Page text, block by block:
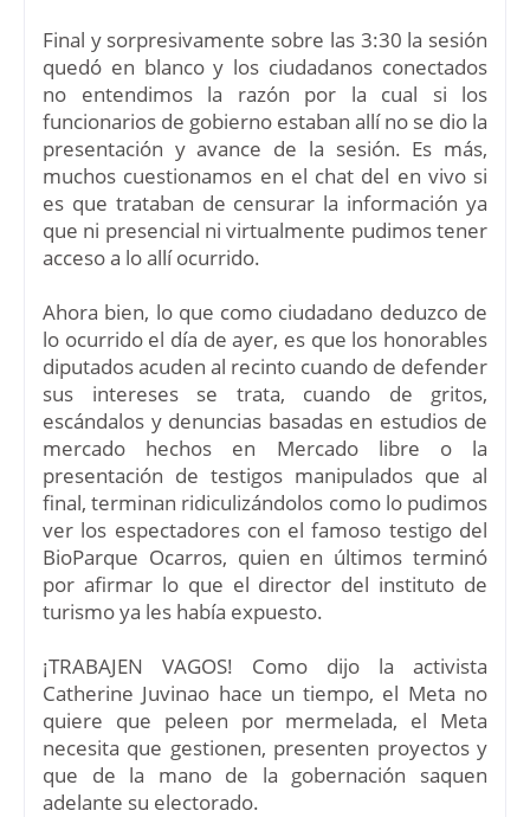
Final y sorpresivamente sobre las 3:30 la sesión
quedó en blanco y los ciudadanos conectados
no entendimos la razón por la cual si los
funcionarios de gobierno estaban allí no se dio la
presentación y avance de la sesión. Es más,
muchos cuestionamos en el chat del en vivo si
es que trataban de censurar la información ya
que ni presencial ni virtualmente pudimos tener
acceso a lo allí ocurrido.
Ahora bien, lo que como ciudadano deduzco de
lo ocurrido el día de ayer, es que los honorables
diputados acuden al recinto cuando de defender
sus intereses se trata, cuando de gritos,
escándalos y denuncias basadas en estudios de
mercado hechos en Mercado libre o la
presentación de testigos manipulados que al
final, terminan ridiculizándolos como lo pudimos
ver los espectadores con el famoso testigo del
BioParque Ocarros, quien en últimos terminó
por afirmar lo que el director del instituto de
turismo ya les había expuesto.
¡TRABAJEN VAGOS! Como dijo la activista
Catherine Juvinao hace un tiempo, el Meta no
quiere que peleen por mermelada, el Meta
necesita que gestionen, presenten proyectos y
que de la mano de la gobernación saquen
adelante su electorado.